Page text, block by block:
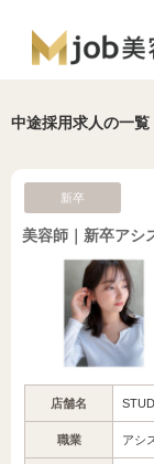
中途採用求人の一覧
新卒
美容師｜新卒アシ
店舗名
職業 アシ